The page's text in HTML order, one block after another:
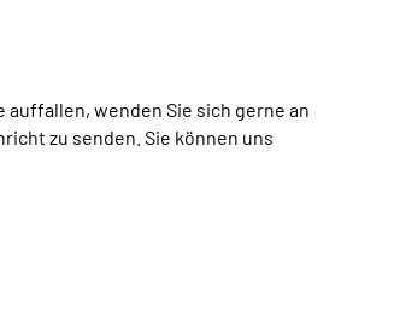
wenden Sie sich gerne an
zu senden. Sie können uns